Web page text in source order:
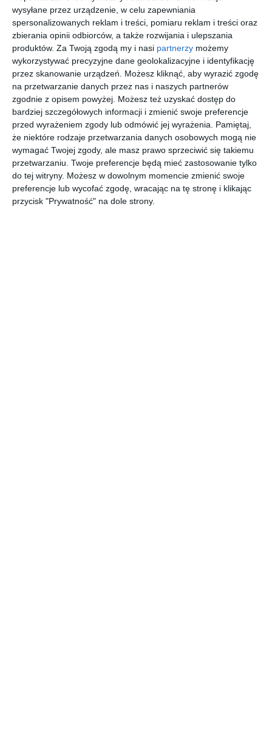
wysyłane przez urządzenie, w celu zapewniania
spersonalizowanych reklam i treści, pomiaru reklam i treści oraz
zbierania opinii odbiorców, a także rozwijania i ulepszania
produktów. Za Twoją zgodą my i nasi partnerzy możemy
wykorzystywać precyzyjne dane geolokalizacyjne i identyfikację
przez skanowanie urządzeń. Możesz kliknąć, aby wyrazić zgodę
na przetwarzanie danych przez nas i naszych partnerów
zgodnie z opisem powyżej. Możesz też uzyskać dostęp do
bardziej szczegółowych informacji i zmienić swoje preferencje
przed wyrażeniem zgody lub odmówić jej wyrażenia.
Pamiętaj,
że niektóre rodzaje przetwarzania danych osobowych mogą nie
wymagać Twojej zgody, ale masz prawo sprzeciwić się takiemu
przetwarzaniu. Twoje preferencje będą mieć zastosowanie tylko
do tej witryny. Możesz w dowolnym momencie zmienić swoje
preferencje lub wycofać zgodę, wracając na tę stronę i klikając
przycisk "Prywatność" na dole strony.
Zestaw
Masło
Orzechowe
w Proszku
Nustino
2x400g
64 ,
99
przejdź do
sklepu
Szukasz produktu w naszym pasażu?
Skorzystaj z wyszukiwarki
znaleziono:
REKLAMA